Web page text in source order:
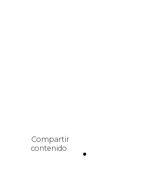
Compartir
contenido